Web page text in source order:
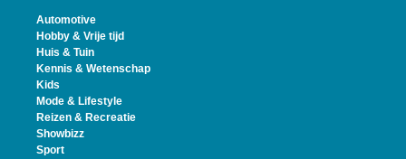
Automotive
Hobby & Vrije tijd
Huis & Tuin
Kennis & Wetenschap
Kids
Mode & Lifestyle
Reizen & Recreatie
Showbizz
Sport